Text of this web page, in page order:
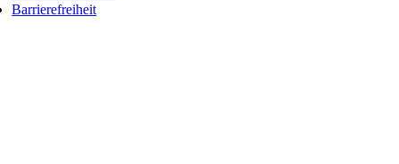
Barrierefreiheit